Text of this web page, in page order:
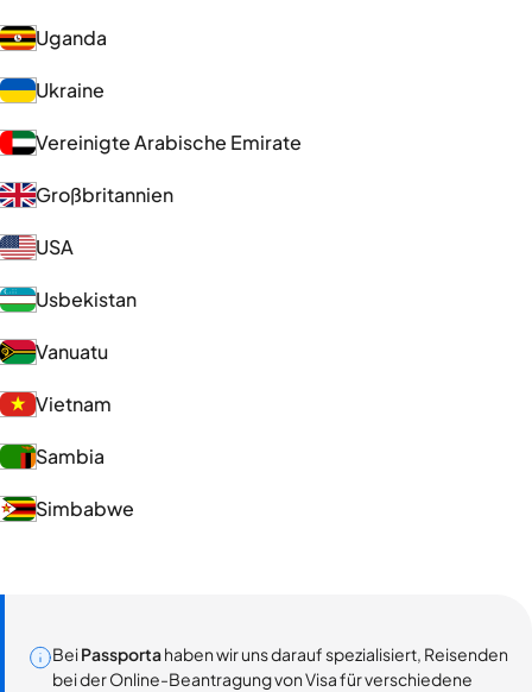
Uganda
Ukraine
Vereinigte Arabische Emirate
Großbritannien
USA
Usbekistan
Vanuatu
Vietnam
Sambia
Simbabwe
BeiPassportahaben wir uns darauf spezialisiert, Reisenden
bei der Online-Beantragung von Visa für verschiedene